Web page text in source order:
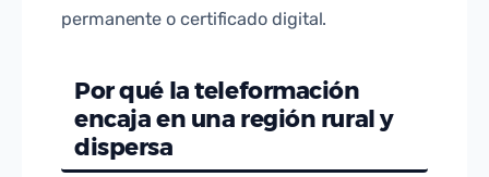
permanente o certificado digital.
Por qué la teleformación
encaja en una región rural y
dispersa